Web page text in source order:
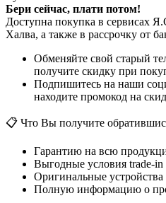
Бери сейчас, плати потом!
Доступна покупка в сервисах
Халва, а также в рассрочку от
Обменяйте свой старый
получите скидку при
Подпишитесь на наши
находите промокод на
📋 Что Вы получите
Гарантию на всю
Выгодные условия trade-
Оригинальные
Полную информацию о